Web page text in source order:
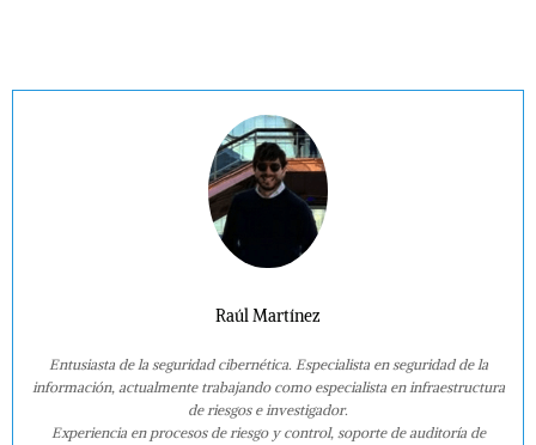
Raúl Martínez
Entusiasta de la seguridad cibernética. Especialista en seguridad de la
información, actualmente trabajando como especialista en infraestructura
de riesgos e investigador.
Experiencia en procesos de riesgo y control, soporte de auditoría de